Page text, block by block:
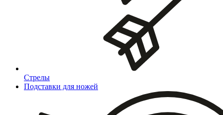
Стрелы
Подставки для ножей